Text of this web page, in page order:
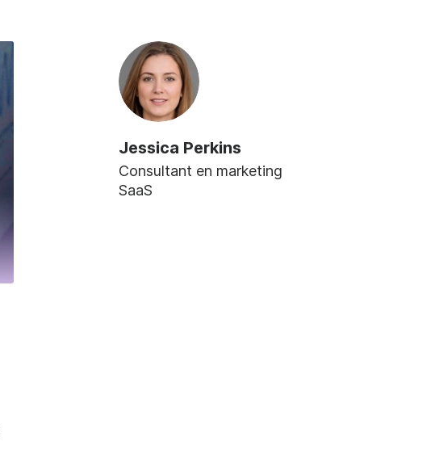
Jessica Perkins
Consultant en marketing
SaaS